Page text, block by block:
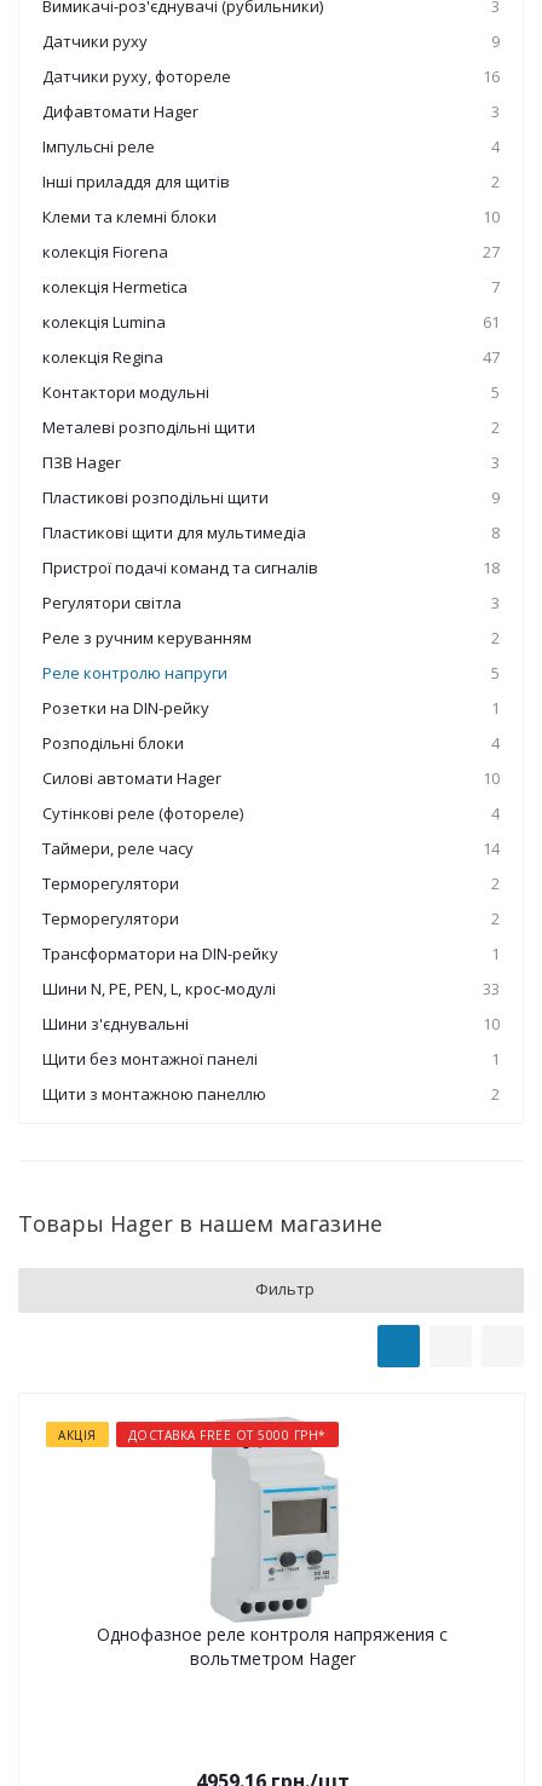
Вимикачі-роз'єднувачі (рубильники)
3
Датчики руху
9
Датчики руху, фотореле
16
Дифавтомати Hager
3
Імпульсні реле
4
Інші приладдя для щитів
2
Клеми та клемні блоки
10
колекція Fiorena
27
колекція Hermetica
7
колекція Lumina
61
колекція Regina
47
Контактори модульні
5
Металеві розподільні щити
2
ПЗВ Hager
3
Пластикові розподільні щити
9
Пластикові щити для мультимедіа
8
Пристрої подачі команд та сигналів
18
Регулятори світла
3
Реле з ручним керуванням
2
Реле контролю напруги
5
Розетки на DIN-рейку
1
Розподільні блоки
4
Силові автомати Hager
10
Сутінкові реле (фотореле)
4
Таймери, реле часу
14
Терморегулятори
2
Терморегулятори
2
Трансформатори на DIN-рейку
1
Шини N, PE, PEN, L, крос-модулі
33
Шини з'єднувальні
10
Щити без монтажної панелі
1
Щити з монтажною панеллю
2
Товары Hager в нашем магазине
Фильтр
АКЦІЯ ДОСТАВКА FREE ОТ 5000 ГРН*
Однофазное реле контроля напряжения с
вольтметром Hager